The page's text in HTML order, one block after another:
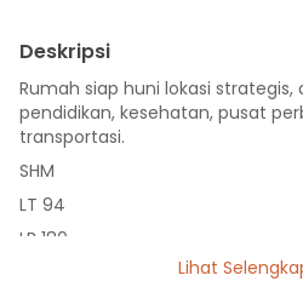
Deskripsi
Rumah siap huni lokasi
pendidikan, kesehatan, pusat
transportasi.
SHM
LT 94
LB 180
Lihat